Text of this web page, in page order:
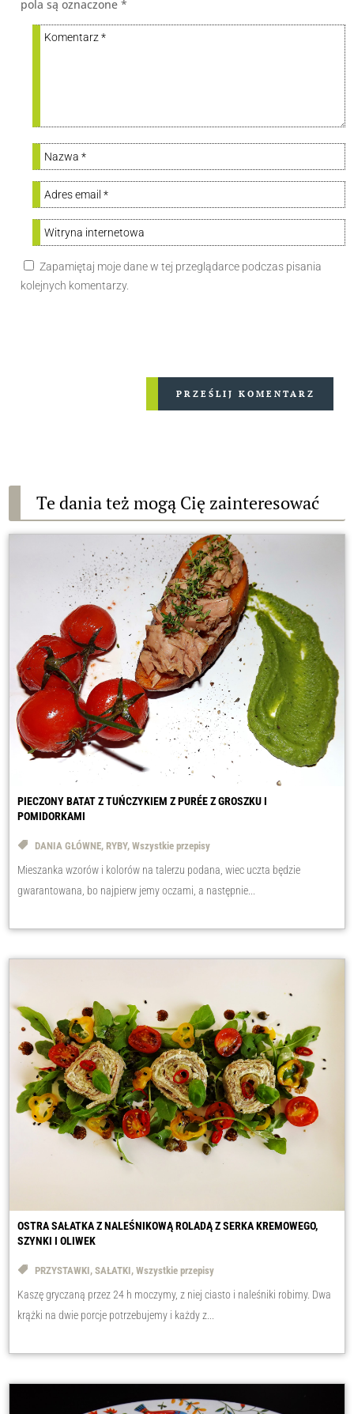
pola są oznaczone*
Zapamiętaj moje dane w tej przeglądarce podczas pisania
kolejnych komentarzy.
PRZEŚLIJ KOMENTARZ
Te dania też mogą Cię zainteresować
PIECZONY BATAT Z TUŃCZYKIEM Z PURÉE Z GROSZKU I
POMIDORKAMI
DANIA GŁÓWNE,RYBY,Wszystkie przepisy
Mieszanka wzorów i kolorów na talerzu podana, wiec uczta będzie
gwarantowana, bo najpierw jemy oczami, a następnie...
OSTRA SAŁATKA Z NALEŚNIKOWĄ ROLADĄ Z SERKA KREMOWEGO,
SZYNKI I OLIWEK
PRZYSTAWKI,SAŁATKI,Wszystkie przepisy
Kaszę gryczaną przez 24 h moczymy, z niej ciasto i naleśniki robimy. Dwa
krążki na dwie porcje potrzebujemy i każdy z...